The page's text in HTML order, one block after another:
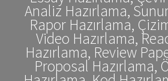
Analiz Hazırlama,
Rapor Hazırlama,
Video Hazırlama,
Hazırlama, Review
Proposal Hazırlama,